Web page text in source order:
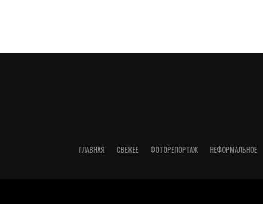
ГЛАВНАЯ СВЕЖЕЕ ФОТОРЕПОРТАЖ НЕФОРМАЛЬНОЕ